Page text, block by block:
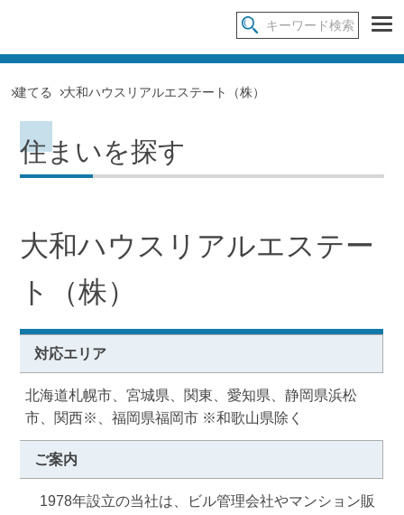
建てる 大和ハウスリアルエステート（株）
住まいを探す
大和ハウスリアルエステー
ト（株）
対応エリア
北海道札幌市、宮城県、関東、愛知県、静岡県浜松
市、関西※、福岡県福岡市 ※和歌山県除く
ご案内
1978年設立の当社は、ビル管理会社やマンション販